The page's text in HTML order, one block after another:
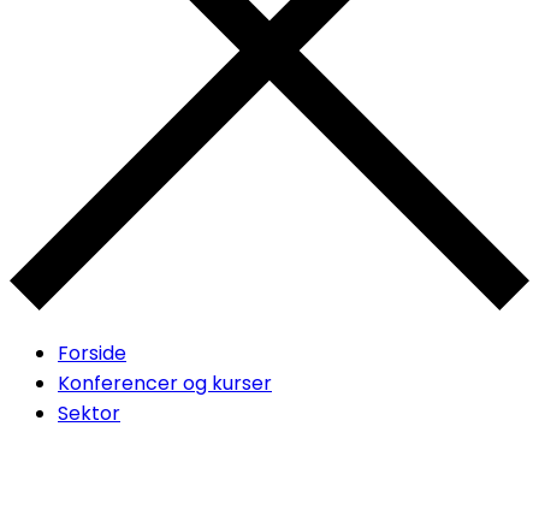
Forside
Konferencer og kurser
Sektor